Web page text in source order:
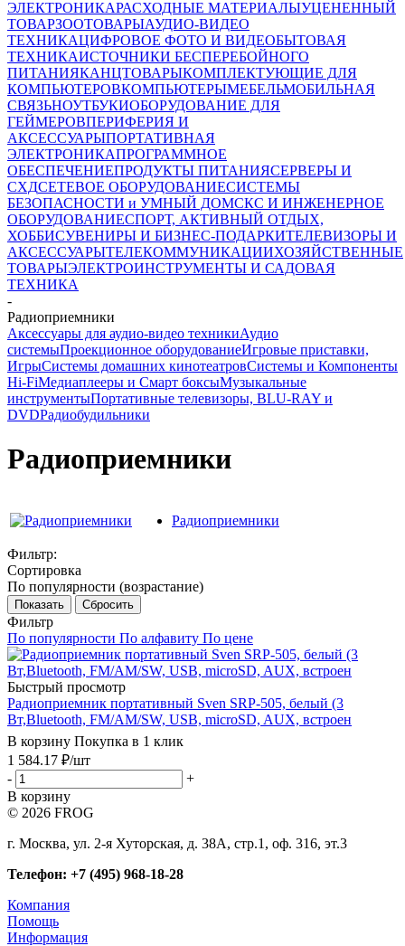
ЭЛЕКТРОНИКАРАСХОДНЫЕ МАТЕРИАЛЫУЦЕНЕННЫЙ
ТОВАРЗООТОВАРЫАУДИО-ВИДЕО
ТЕХНИКАЦИФРОВОЕ ФОТО И ВИДЕОБЫТОВАЯ
ТЕХНИКАИСТОЧНИКИ БЕСПЕРЕБОЙНОГО
ПИТАНИЯКАНЦТОВАРЫКОМПЛЕКТУЮЩИЕ ДЛЯ
КОМПЬЮТЕРОВКОМПЬЮТЕРЫМЕБЕЛЬМОБИЛЬНАЯ
СВЯЗЬНОУТБУКИОБОРУДОВАНИЕ ДЛЯ
ГЕЙМЕРОВПЕРИФЕРИЯ И
АКСЕССУАРЫПОРТАТИВНАЯ
ЭЛЕКТРОНИКАПРОГРАММНОЕ
ОБЕСПЕЧЕНИЕПРОДУКТЫ ПИТАНИЯСЕРВЕРЫ И
СХДСЕТЕВОЕ ОБОРУДОВАНИЕСИСТЕМЫ
БЕЗОПАСНОСТИ и УМНЫЙ ДОМСКС И ИНЖЕНЕРНОЕ
ОБОРУДОВАНИЕСПОРТ, АКТИВНЫЙ ОТДЫХ,
ХОББИСУВЕНИРЫ И БИЗНЕС-ПОДАРКИТЕЛЕВИЗОРЫ И
АКСЕССУАРЫТЕЛЕКОММУНИКАЦИИХОЗЯЙСТВЕННЫЕ
ТОВАРЫЭЛЕКТРОИНСТРУМЕНТЫ И САДОВАЯ
ТЕХНИКА
-
Радиоприемники
Аксессуары для аудио-видео техникиАудио
системыПроекционное оборудованиеИгровые приставки,
ИгрыСистемы домашних кинотеатровСистемы и Компоненты
Hi-FiМедиаплееры и Смарт боксыМузыкальные
инструментыПортативные телевизоры, BLU-RAY и
DVDРадиобудильники
Радиоприемники
Радиоприемники
Фильтр:
Сортировка
По популярности (возрастание)
Показать Сбросить
Фильтр
По популярности По алфавиту По цене
Быстрый просмотр
Радиоприемник портативный Sven SRP-505, белый (3
Вт,Bluetooth, FM/AM/SW, USB, microSD, AUX, встроен
В корзину Покупка в 1 клик
1 584.17 ₽/шт
-
+
В корзину
© 2026 FROG
г. Москва, ул. 2-я Хуторская, д. 38А, стр.1, оф. 316, эт.3
Телефон: +7 (495) 968-18-28
Компания
Помощь
Информация